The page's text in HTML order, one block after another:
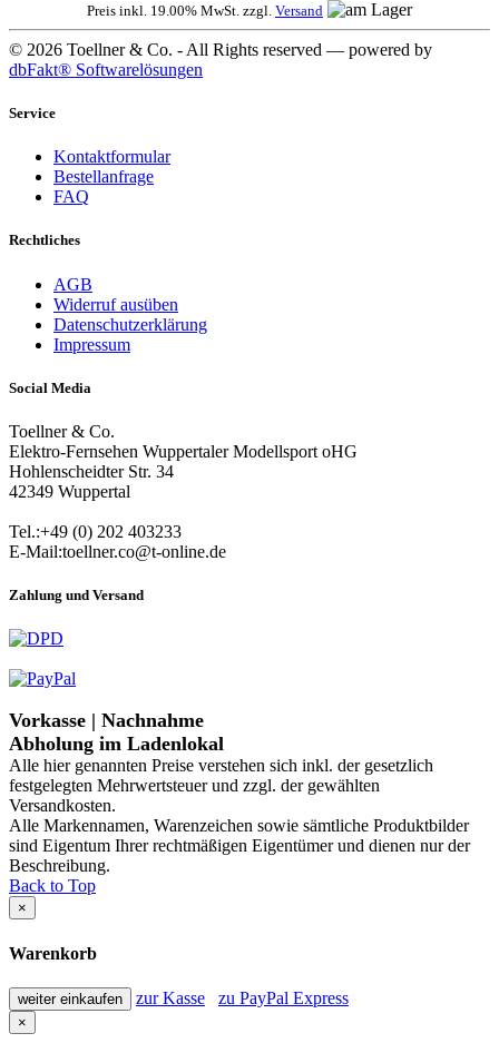
Preis inkl. 19.00% MwSt. zzgl. Versand
© 2026 Toellner & Co. - All Rights reserved — powered by
dbFakt® Softwarelösungen
Service
Kontaktformular
Bestellanfrage
FAQ
Rechtliches
AGB
Widerruf ausüben
Datenschutzerklärung
Impressum
Social Media
Toellner & Co.
Elektro-Fernsehen Wuppertaler Modellsport oHG
Hohlenscheidter Str. 34
42349 Wuppertal
Tel.:+49 (0) 202 403233
E-Mail:toellner.co@t-online.de
Zahlung und Versand
Vorkasse | Nachnahme
Abholung im Ladenlokal
Alle hier genannten Preise verstehen sich inkl. der gesetzlich
festgelegten Mehrwertsteuer und zzgl. der gewählten
Versandkosten.
Alle Markennamen, Warenzeichen sowie sämtliche Produktbilder
sind Eigentum Ihrer rechtmäßigen Eigentümer und dienen nur der
Beschreibung.
Back to Top
×
Warenkorb
weiter einkaufen zur Kasse zu PayPal Express
×